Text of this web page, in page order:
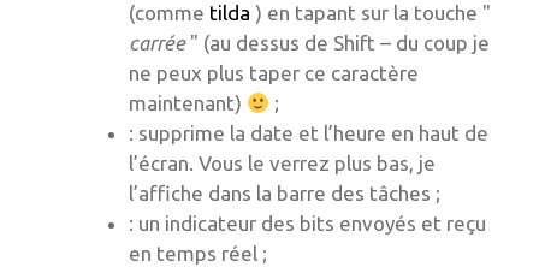
(comme tilda ) en tapant sur la touche "
carrée " (au dessus de Shift – du coup je
ne peux plus taper ce caractère
maintenant)
;
: supprime la date et l’heure en haut de
l’écran. Vous le verrez plus bas, je
l’affiche dans la barre des tâches ;
: un indicateur des bits envoyés et reçu
en temps réel ;